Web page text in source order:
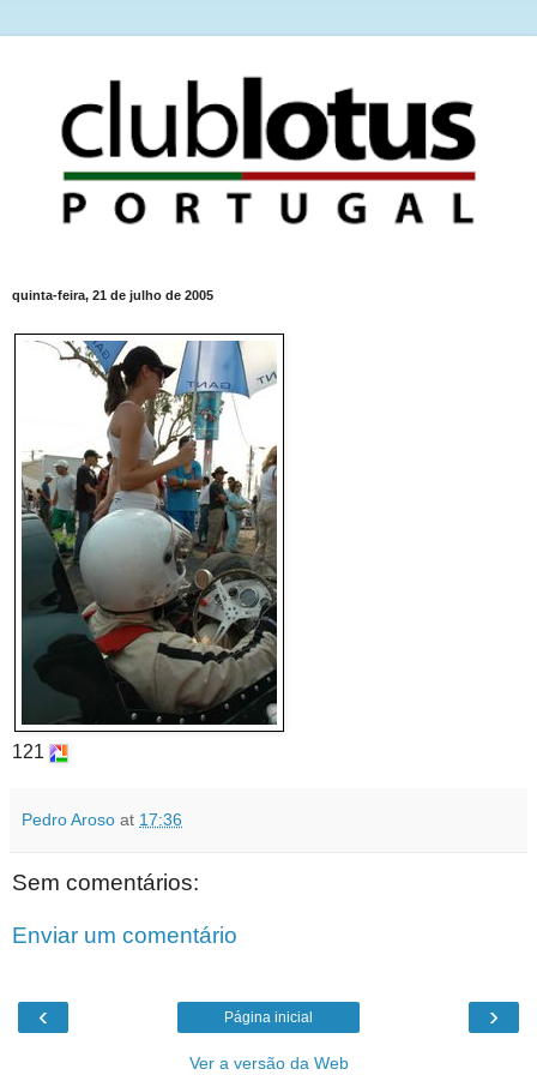
quinta-feira, 21 de julho de 2005
121
Pedro Aroso at 17:36
Sem comentários:
Enviar um comentário
‹ ›
Página inicial
Ver a versão da Web